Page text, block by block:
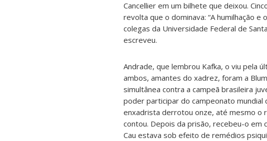
Cancellier em um bilhete que deixou.
revolta que o dominava: “A humilhação
colegas da Universidade Federal de
escreveu.
Andrade, que lembrou Kafka, o viu pela
ambos, amantes do xadrez, foram a
simultânea contra a campeã brasileira
poder participar do campeonato
enxadrista derrotou onze, até mesmo o
contou. Depois da prisão, recebeu-o em
Cau estava sob efeito de remédios